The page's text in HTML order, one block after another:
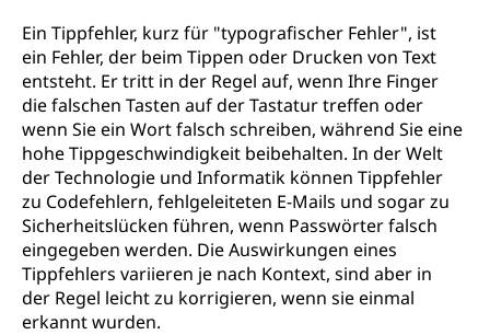
Ein Tippfehler, kurz für "typografischer Fehler", ist
ein Fehler, der beim Tippen oder Drucken von Text
entsteht. Er tritt in der Regel auf, wenn Ihre Finger
die falschen Tasten auf der Tastatur treffen oder
wenn Sie ein Wort falsch schreiben, während Sie eine
hohe Tippgeschwindigkeit beibehalten. In der Welt
der Technologie und Informatik können Tippfehler
zu Codefehlern, fehlgeleiteten E-Mails und sogar zu
Sicherheitslücken führen, wenn Passwörter falsch
eingegeben werden. Die Auswirkungen eines
Tippfehlers variieren je nach Kontext, sind aber in
der Regel leicht zu korrigieren, wenn sie einmal
erkannt wurden.